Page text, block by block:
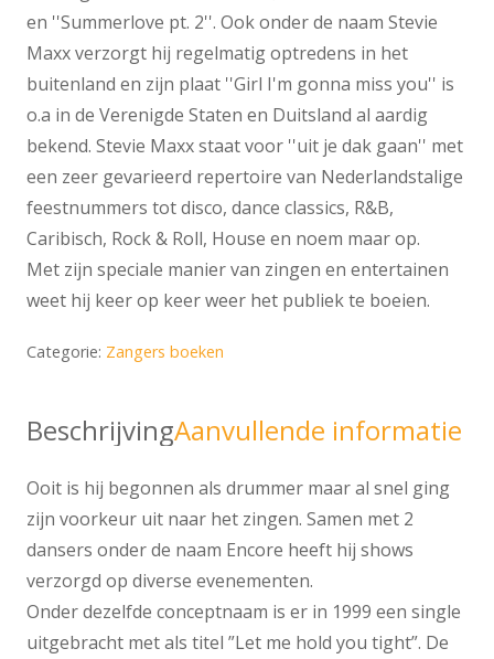
en ''Summerlove pt. 2''. Ook onder de naam Stevie
Maxx verzorgt hij regelmatig optredens in het
buitenland en zijn plaat ''Girl I'm gonna miss you'' is
o.a in de Verenigde Staten en Duitsland al aardig
bekend. Stevie Maxx staat voor ''uit je dak gaan'' met
een zeer gevarieerd repertoire van Nederlandstalige
feestnummers tot disco, dance classics, R&B,
Caribisch, Rock & Roll, House en noem maar op.
Met zijn speciale manier van zingen en entertainen
weet hij keer op keer weer het publiek te boeien.
Categorie: Zangers boeken
BeschrijvingAanvullende informatie
Ooit is hij begonnen als drummer maar al snel ging
zijn voorkeur uit naar het zingen. Samen met 2
dansers onder de naam Encore heeft hij shows
verzorgd op diverse evenementen.
Onder dezelfde conceptnaam is er in 1999 een single
uitgebracht met als titel ”Let me hold you tight”. De